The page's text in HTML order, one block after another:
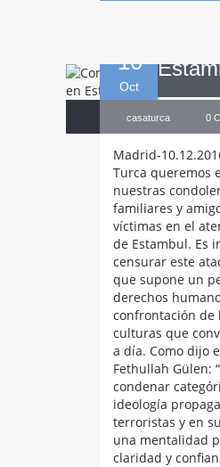
10
Oct
casaturca 0
Madrid-
Turca queremos
nuestras
familiares y
víctimas en el
de Estambul. Es
censurar este
que supone un
derechos
confrontación de
culturas que
a día. Como dijo
Fethullah Gülen:
condenar
ideología
terroristas y en
una mentalidad
claridad y